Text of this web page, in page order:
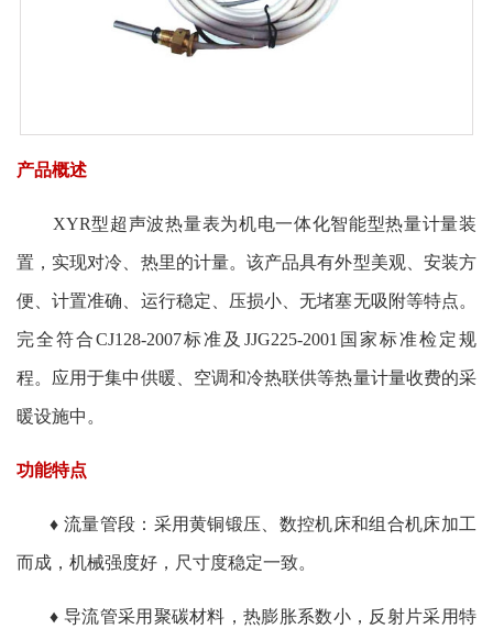
产品概述
XYR型超声波热量表为机电一体化智能型热量计量装
置，实现对冷、热里的计量。该产品具有外型美观、安装方
便、计置准确、运行稳定、压损小、无堵塞无吸附等特点。
完全符合CJ128-2007标准及JJG225-2001国家标准检定规
程。应用于集中供暖、空调和冷热联供等热量计量收费的采
暖设施中。
功能特点
♦ 流量管段：采用黄铜锻压、数控机床和组合机床加工
而成，机械强度好，尺寸度稳定一致。
♦ 导流管采用聚碳材料，热膨胀系数小，反射片采用特